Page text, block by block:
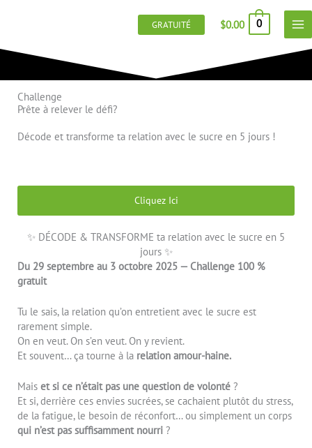
GRATUITÉ $0.00 0
Challenge
Prête à relever le défi?
Décode et transforme ta relation avec le sucre en 5 jours !
Cliquez Ici
✨ DÉCODE & TRANSFORME ta relation avec le sucre en 5
jours ✨
Du 29 septembre au 3 octobre 2025 — Challenge 100 %
gratuit
Tu le sais, la relation qu’on entretient avec le sucre est
rarement simple.
On en veut. On s’en veut. On y revient.
Et souvent… ça tourne à la relation amour-haine.
Mais et si ce n’était pas une question de volonté ?
Et si, derrière ces envies sucrées, se cachaient plutôt du stress,
de la fatigue, le besoin de réconfort… ou simplement un corps
qui n’est pas suffisamment nourri ?